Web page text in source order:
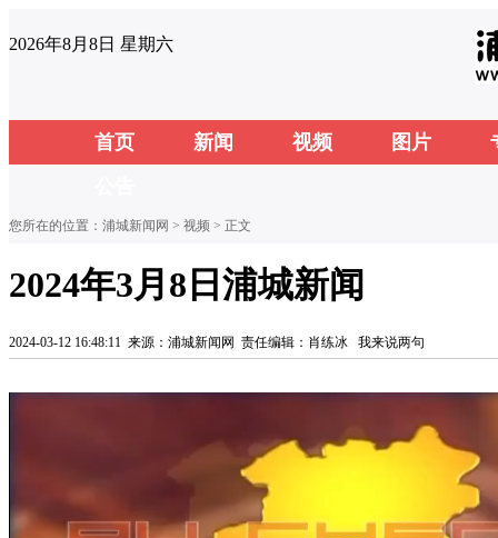
2026年8月8日 星期六
首页 新闻 视频 图片
您所在的位置： 浦城新闻网 > 视频 > 正文
2024年3月8日浦城新闻
2024-03-12 16:48:11 来源：浦城新闻网 责任编辑：肖练冰 我来说两句